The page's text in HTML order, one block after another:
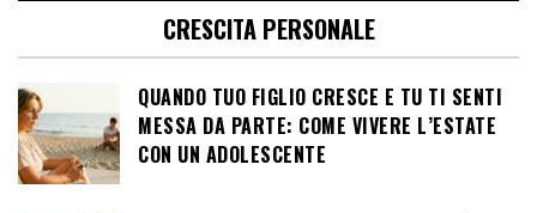
CRESCITA PERSONALE
QUANDO TUO FIGLIO CRESCE E TU TI SENTI
MESSA DA PARTE: COME VIVERE L’ESTATE
CON UN ADOLESCENTE